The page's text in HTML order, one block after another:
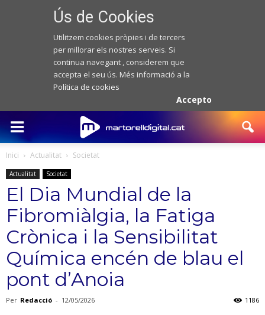
Ús de Cookies
Utilitzem cookies pròpies i de tercers
per millorar els nostres serveis. Si
continua navegant , considerem que
accepta el seu ús. Més informació a la
Política de cookies
Accepto
Inici Actualitat Societat
Actualitat Societat
El Dia Mundial de la
Fibromiàlgia, la Fatiga
Crònica i la Sensibilitat
Química encén de blau el
pont d’Anoia
Per Redacció - 12/05/2026 1186